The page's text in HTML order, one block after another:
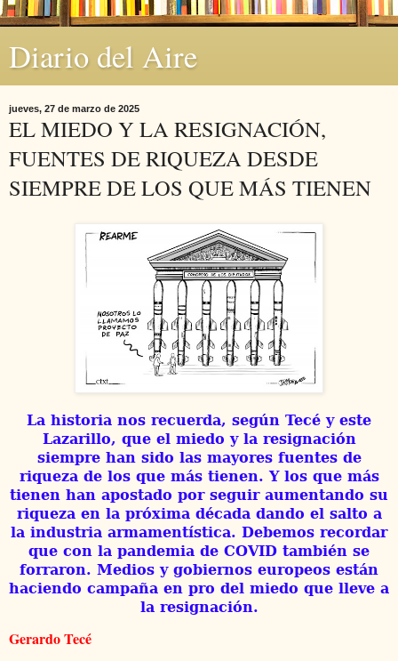
Diario del Aire
jueves, 27 de marzo de 2025
EL MIEDO Y LA RESIGNACIÓN,
FUENTES DE RIQUEZA DESDE
SIEMPRE DE LOS QUE MÁS TIENEN
La historia nos recuerda, según Tecé y este
Lazarillo, que el miedo y la resignación
siempre han sido las mayores fuentes de
riqueza de los que más tienen. Y los que más
tienen han apostado por seguir aumentando su
riqueza en la próxima década dando el salto a
la industria armamentística. Debemos recordar
que con la pandemia de COVID también se
forraron. Medios y gobiernos europeos están
haciendo campaña en pro del miedo que lleve a
la resignación.
Gerardo Tecé